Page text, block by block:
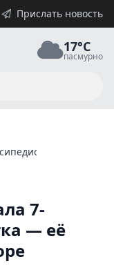
Прислать новость
17°C
пасмурно
— её
7-
— её